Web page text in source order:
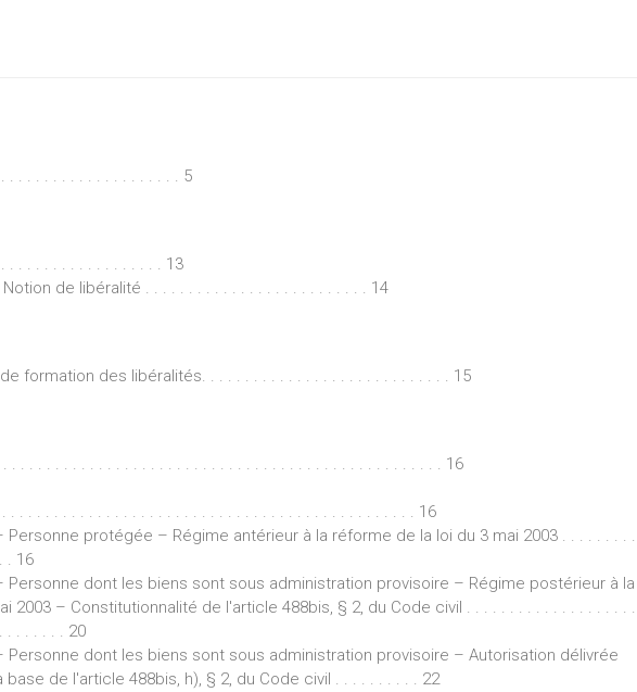
. . . . . . . . . . . . . . . . . . . . 5
. . . . . . . . . . . . . . . . . 13
de libéralité . . . . . . . . . . . . . . . . . . . . . . . . . . 14
formation des libéralités. . . . . . . . . . . . . . . . . . . . . . . . . . . . . 15
. . . . . . . . . . . . . . . . . . . . . . . . . . . . . . . . . . . . . . . . . . . . . . . . . . 16
. . . . . . . . . . . . . . . . . . . . . . . . . . . . . . . . . . . . . . . . . . . . . . . 16
protégée – Régime antérieur à la réforme de la loi du 3 mai 2003 . . . . . . . . .
. 16
Personne dont les biens sont sous administration provisoire – Régime postérieur à la
2003 – Constitutionnalité de l'article 488bis, § 2, du Code civil . . . . . . . . . . . . . . . . . . . .
. . . . . . . 20
Personne dont les biens sont sous administration provisoire – Autorisation délivrée
de l'article 488bis, h), § 2, du Code civil . . . . . . . . . . 22